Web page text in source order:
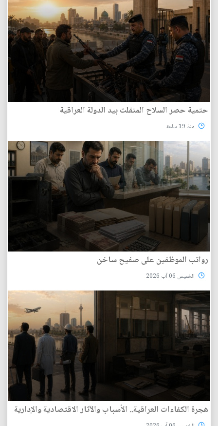
حتمية حصر السلاح المنفلت بيد الدولة العراقية
منذ 19 ساعة
رواتب الموظفين على صفيح ساخن
الخميس 06 آب 2026
هجرة الكفاءات العراقية.. الأسباب والآثار الاقتصادية والإدارية